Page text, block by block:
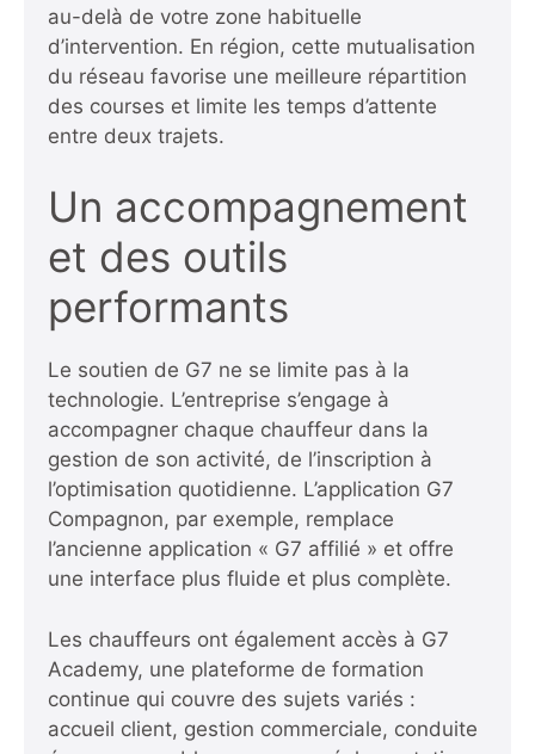
au-delà de votre zone habituelle
d’intervention. En région, cette mutualisation
du réseau favorise une meilleure répartition
des courses et limite les temps d’attente
entre deux trajets.
Un accompagnement
et des outils
performants
Le soutien de G7 ne se limite pas à la
technologie. L’entreprise s’engage à
accompagner chaque chauffeur dans la
gestion de son activité, de l’inscription à
l’optimisation quotidienne. L’application G7
Compagnon, par exemple, remplace
l’ancienne application « G7 affilié » et offre
une interface plus fluide et plus complète.
Les chauffeurs ont également accès à G7
Academy, une plateforme de formation
continue qui couvre des sujets variés :
accueil client, gestion commerciale, conduite